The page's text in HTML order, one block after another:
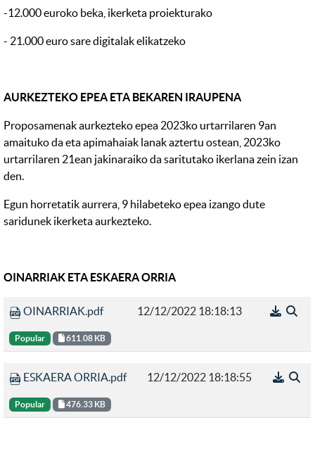
-12.000 euroko beka, ikerketa proiekturako
- 21.000 euro sare digitalak elikatzeko
AURKEZTEKO EPEA ETA BEKAREN IRAUPENA
Proposamenak aurkezteko epea 2023ko urtarrilaren 9an
amaituko da eta apimahaiak lanak aztertu ostean, 2023ko
urtarrilaren 21ean jakinaraiko da saritutako ikerlana zein izan
den.
Egun horretatik aurrera, 9 hilabeteko epea izango dute
saridunek ikerketa aurkezteko.
OINARRIAK ETA ESKAERA ORRIA
OINARRIAK.pdf
Popular 611.08 KB
12/12/2022 18:18:13
ESKAERA ORRIA.pdf
Popular 476.33 KB
12/12/2022 18:18:55